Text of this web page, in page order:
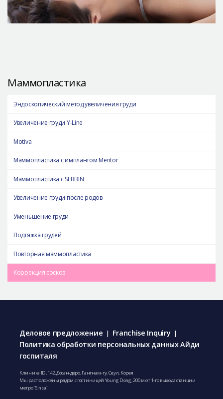
Маммопластика
Эндоскопический метод увеличения груди
Увеличение груди Y-Line
Motiva
Маммопластика с имплантом Mentor
Маммопластика с SEBBIN
Увеличение груди после родов
Уменьшение груди
Подтяжка грудей
Повторная маммопластика
Коррекция сосков
Деловое предложение | Franchise Inquiry |
Политика обработки персональных данных Айди
госпиталя
Клиника ID, 142, Досан-деро, Гангнам-гу, Сеул, Корея
Мы расположены рядом с гостиницей Young Dong, 200 м от 1-го выхода станции
метро “Sinsa”.